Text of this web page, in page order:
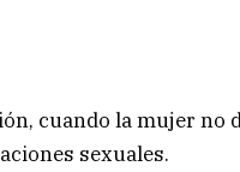
cuando la mujer no
sexuales.